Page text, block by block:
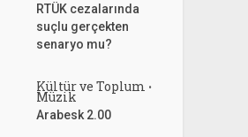
RTÜK cezalarında
suçlu gerçekten
senaryo mu?
Kültür ve Toplum •
Müzik
Arabesk 2.00